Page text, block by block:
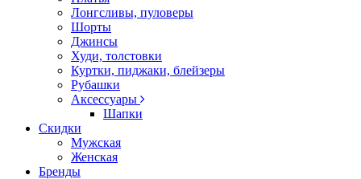
Лонгсливы, пуловеры
Шорты
Джинсы
Худи, толстовки
Куртки, пиджаки, блейзеры
Рубашки
Аксессуары
Шапки
Скидки
Мужская
Женская
Бренды